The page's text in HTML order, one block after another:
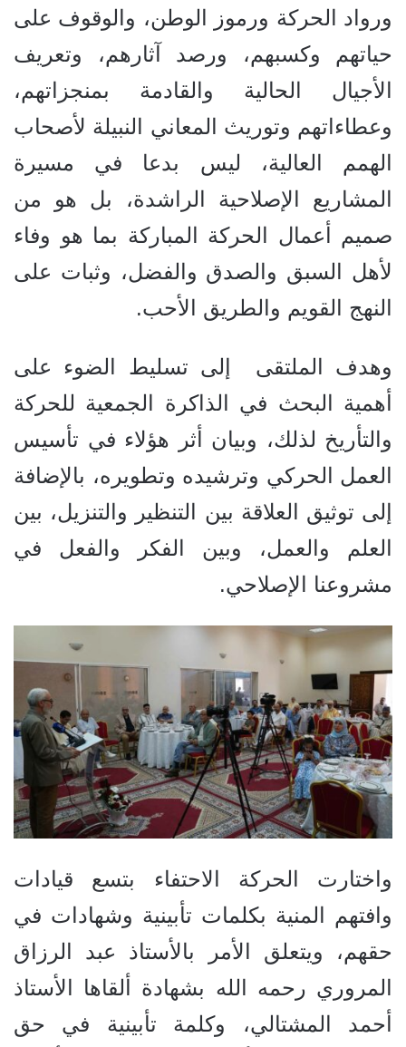
ورواد الحركة ورموز الوطن، والوقوف على
حياتهم وكسبهم، ورصد آثارهم، وتعريف
الأجيال الحالية والقادمة بمنجزاتهم،
وعطاءاتهم وتوريث المعاني النبيلة لأصحاب
الهمم العالية، ليس بدعا في مسيرة
المشاريع الإصلاحية الراشدة، بل هو من
صميم أعمال الحركة المباركة بما هو وفاء
لأهل السبق والصدق والفضل، وثبات على
النهج القويم والطريق الأحب.
وهدف الملتقى إلى تسليط الضوء على
أهمية البحث في الذاكرة الجمعية للحركة
والتأريخ لذلك، وبيان أثر هؤلاء في تأسيس
العمل الحركي وترشيده وتطويره، بالإضافة
إلى توثيق العلاقة بين التنظير والتنزيل، بين
العلم والعمل، وبين الفكر والفعل في
مشروعنا الإصلاحي.
واختارت الحركة الاحتفاء بتسع قيادات
وافتهم المنية بكلمات تأبينية وشهادات في
حقهم، ويتعلق الأمر بالأستاذ عبد الرزاق
المروري رحمه الله بشهادة ألقاها الأستاذ
أحمد المشتالي، وكلمة تأبينية في حق